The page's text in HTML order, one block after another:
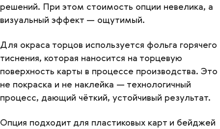
решений. При этом стоимость опции невелика, а
визуальный эффект — ощутимый.
Для окраса торцов используется фольга горячего
тиснения, которая наносится на торцевую
поверхность карты в процессе производства. Это
не покраска и не наклейка — технологичный
процесс, дающий чёткий, устойчивый результат.
Опция подходит для пластиковых карт и бейджей